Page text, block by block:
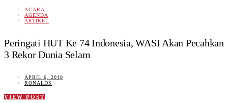
ACARA
AGENDA
ARTIKEL
Peringati HUT Ke 74 Indonesia, WASI Akan Pecahkan
3 Rekor Dunia Selam
APRIL 6, 2019
RONALDS
VIEW POST